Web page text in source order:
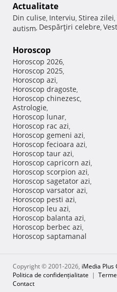
Actualitate
Din culise, Interviu, Stirea zilei,
autism, Despărţiri celebre,
Horoscop
Horoscop 2026,
Horoscop 2025,
Horoscop azi,
Horoscop dragoste,
Horoscop chinezesc,
Astrologie,
Horoscop lunar,
Horoscop rac azi,
Horoscop gemeni azi,
Horoscop fecioara azi,
Horoscop taur azi,
Horoscop capricorn azi,
Horoscop scorpion azi,
Horoscop sagetator azi,
Horoscop varsator azi,
Horoscop pesti azi,
Horoscop leu azi,
Horoscop balanta azi,
Horoscop berbec azi,
Horoscop saptamanal
Copyright © 2001-2026, iMedia Plus
Politica de confidențialitate |
Contact